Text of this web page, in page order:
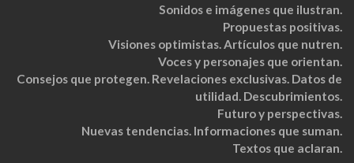
Sonidos e imágenes que ilustran.
Propuestas positivas.
Visiones optimistas. Artículos que nutren.
Voces y personajes que orientan.
Consejos que protegen. Revelaciones exclusivas. Datos de
utilidad. Descubrimientos.
Futuro y perspectivas.
Nuevas tendencias. Informaciones que suman.
Textos que aclaran.